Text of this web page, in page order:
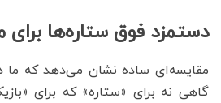
دستمزد فوق ستاره‌‌‌ها برای
مقایسه‌‌‌ای ساده نشان می‌دهد که ما
گاهی نه برای «ستاره» که برای